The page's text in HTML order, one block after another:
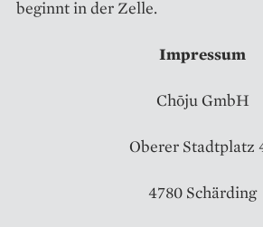
beginnt in der Zelle.
Impressum
Chōju GmbH
Oberer Stadtplatz
4780 Schärding